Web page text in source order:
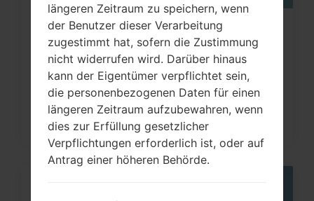
Wie kann ich auf LG G3, G4, G5, G7
und ähnlichen Serien...
längeren Zeitraum zu speichern, wenn
der Benutzer dieser Verarbeitung
zugestimmt hat, sofern die Zustimmung
nicht widerrufen wird. Darüber hinaus
kann der Eigentümer verpflichtet sein,
die personenbezogenen Daten für einen
längeren Zeitraum aufzubewahren, wenn
dies zur Erfüllung gesetzlicher
Verpflichtungen erforderlich ist, oder auf
Antrag einer höheren Behörde.